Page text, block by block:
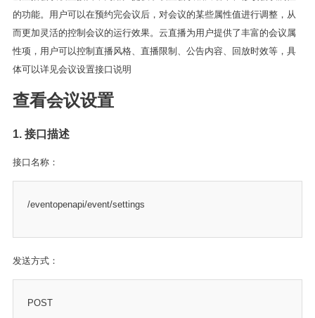
的功能。用户可以在预约完会议后，对会议的某些属性值进行调整，从
而更加灵活的控制会议的运行效果。云直播为用户提供了丰富的会议属
性项，用户可以控制直播风格、直播限制、公告内容、回放时效等，具
体可以详见会议设置接口说明
查看会议设置
1. 接口描述
接口名称：
/eventopenapi/event/settings
发送方式：
POST